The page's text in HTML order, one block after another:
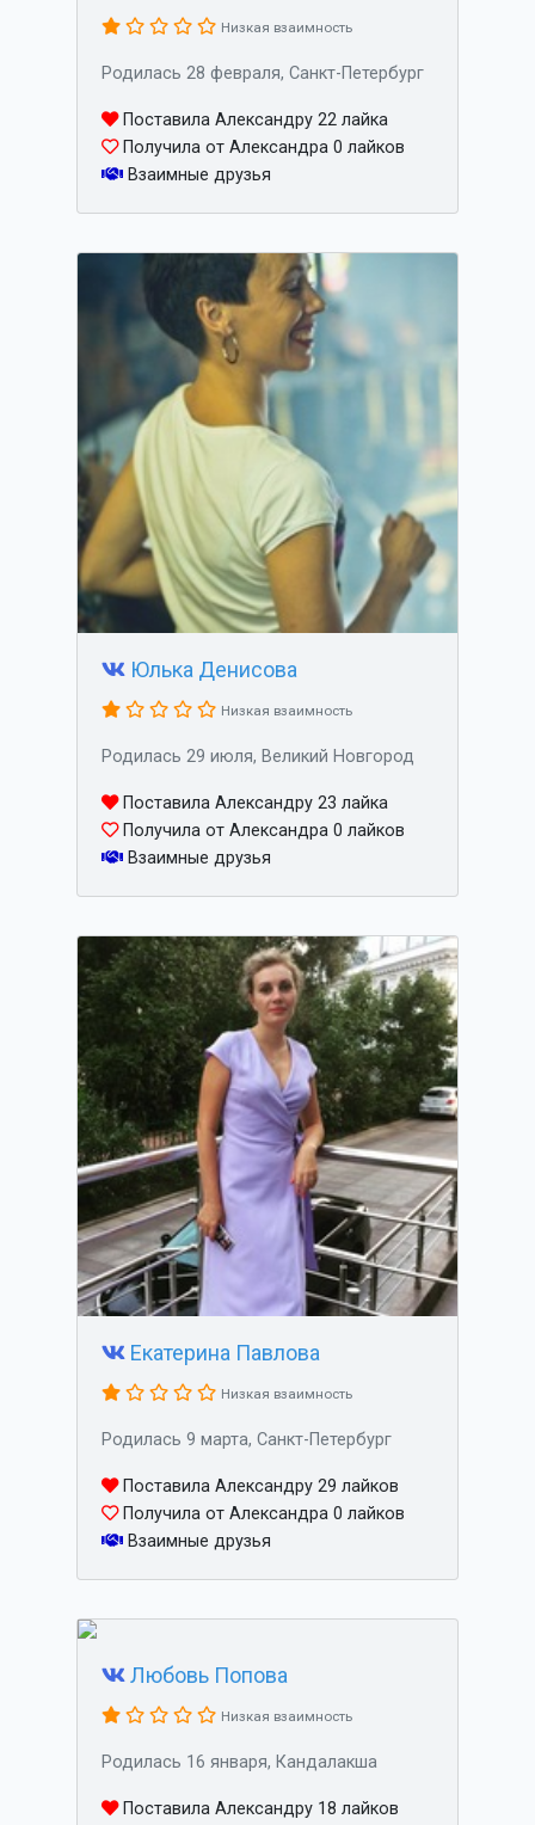
Низкая взаимность
Родилась 28 февраля, Санкт-Петербург
Поставила Александру 22 лайка
Получила от Александра 0 лайков
Взаимные друзья
Юлька Денисова
Низкая взаимность
Родилась 29 июля, Великий Новгород
Поставила Александру 23 лайка
Получила от Александра 0 лайков
Взаимные друзья
Екатерина Павлова
Низкая взаимность
Родилась 9 марта, Санкт-Петербург
Поставила Александру 29 лайков
Получила от Александра 0 лайков
Взаимные друзья
Любовь Попова
Низкая взаимность
Родилась 16 января, Кандалакша
Поставила Александру 18 лайков